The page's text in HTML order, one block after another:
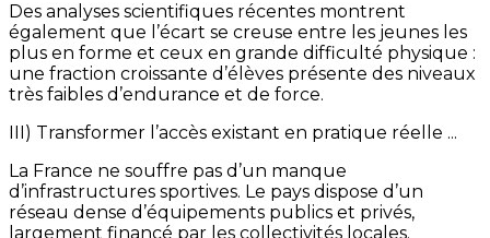
Des analyses scientifiques récentes montrent
également que l’écart se creuse entre les jeunes les
plus en forme et ceux en grande difficulté physique :
une fraction croissante d’élèves présente des niveaux
très faibles d’endurance et de force.
III) Transformer l’accès existant en pratique réelle ...
La France ne souffre pas d’un manque
d’infrastructures sportives. Le pays dispose d’un
réseau dense d’équipements publics et privés,
largement financé par les collectivités locales.